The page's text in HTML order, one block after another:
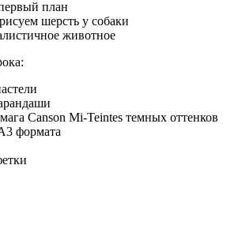
план
шерсть у собаки
животное
Canson Mi-Teintes темных оттенков
формата